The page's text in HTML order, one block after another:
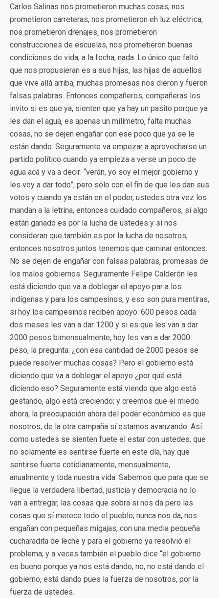
Carlos Salinas nos prometieron muchas cosas, nos
prometieron carreteras, nos prometieron eh luz eléctrica,
nos prometieron drenajes, nos prometieron
construcciones de escuelas, nos prometieron buenas
condiciones de vida, a la fecha, nada. Lo único que faltó
que nos propusieran es a sus hijas, las hijas de aquellos
que vive allá arriba, muchas promesas nos dieron y fueron
falsas palabras. Entonces compañeros, compañeras los
invito si es que ya, sienten que ya hay un pasito porque ya
les dan el agua, es apenas un milímetro, falta muchas
cosas, no se dejen engañar con ese poco que ya se le
están dando. Seguramente va empezar a aprovecharse un
partido político cuando ya empieza a verse un poco de
agua acá y va a decir: “verán, yo soy el mejor gobierno y
les voy a dar todo”, pero sólo con el fin de que les dan sus
votos y cuando ya están en el poder, ustedes otra vez los
mandan a la letrina, entonces cuidado compañeros, si algo
están ganado es por la lucha de ustedes y si nos
consideran que también es por la lucha de nosotros,
entonces nosotros juntos tenemos que caminar entonces.
No se dejen de engañar con falsas palabras, promesas de
los malos gobiernos. Seguramente Felipe Calderón les
está diciendo que va a doblegar el apoyo par a los
indígenas y para los campesinos, y eso son pura mentiras,
si hoy los campesinos reciben apoyo: 600 pesos cada
dos meses les van a dar 1200 y si es que les van a dar
2000 pesos bimensualmente, hoy les van a dar 2000
peso, la pregunta: ¿con esa cantidad de 2000 pesos se
puede resolver muchas cosas? Pero el gobierno está
diciendo que va a doblegar el apoyo ¿por qué está
diciendo eso? Seguramente está viendo que algo está
gestando, algo está creciendo; y creemos que el miedo
ahora, la preocupación ahora del poder económico es que
nosotros, de la otra campaña sí estamos avanzando. Así
como ustedes se sienten fuete el estar con ustedes, que
no solamente es sentirse fuerte en este día, hay que
sentirse fuerte cotidianamente, mensualmente,
anualmente y toda nuestra vida. Sabemos que para que se
llegue la verdadera libertad, justicia y democracia no lo
van a entregar, las cosas que sobra si nos da pero las
cosas que sí merece todo el pueblo, nunca nos da, nos
engañan con pequeñas migajas, con una media pequeña
cucharadita de leche y para el gobierno ya resolvió el
problema; y a veces también el pueblo dice “el gobierno
es bueno porque ya nos está dando, no, no está dando el
gobierno, está dando pues la fuerza de nosotros, por la
fuerza de ustedes.